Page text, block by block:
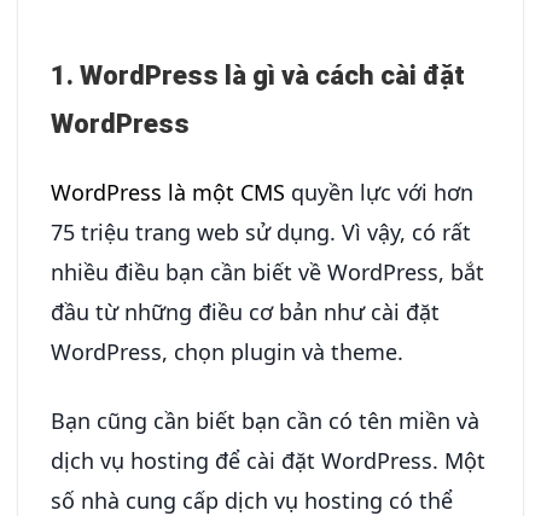
1. WordPress là gì và cách cài đặt
WordPress
WordPress là một CMS quyền lực với hơn
75 triệu trang web sử dụng. Vì vậy, có rất
nhiều điều bạn cần biết về WordPress, bắt
đầu từ những điều cơ bản như cài đặt
WordPress, chọn plugin và theme.
Bạn cũng cần biết bạn cần có tên miền và
dịch vụ hosting để cài đặt WordPress. Một
số nhà cung cấp dịch vụ hosting có thể